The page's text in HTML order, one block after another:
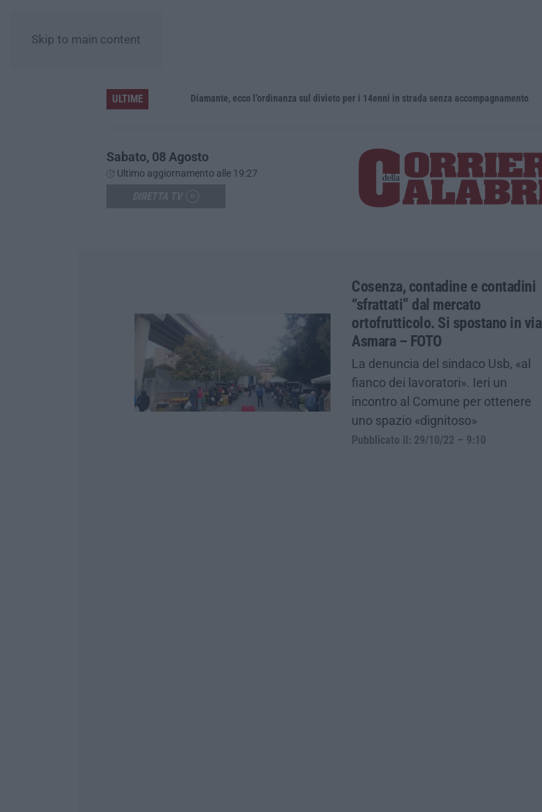
Skip to main content
ULTIME Diamante, ecco l’ordinanza sul divieto per i 14enni in strada senza accompagnamento
Sabato, 08 Agosto
Ultimo aggiornamento alle 19:27
Cosenza, contadine e contadini
“sfrattati” dal mercato
ortofrutticolo. Si spostano in via
Asmara – FOTO
La denuncia del sindaco Usb, «al
fianco dei lavoratori». Ieri un
incontro al Comune per ottenere
uno spazio «dignitoso»
Pubblicato il: 29/10/22 – 9:10